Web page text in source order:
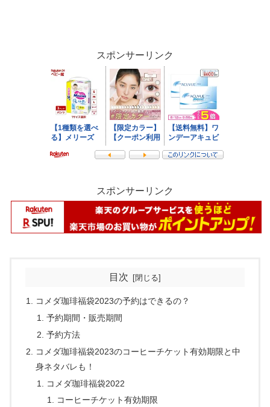
スポンサーリンク
スポンサーリンク
目次
コメダ珈琲福袋2023の予約はできるの？
予約期間・販売期間
予約方法
コメダ珈琲福袋2023のコーヒーチケット有効期限と中
身ネタバレも！
コメダ珈琲福袋2022
コーヒーチケット有効期限